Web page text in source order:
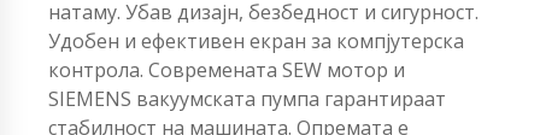
натаму. Убав дизајн, безбедност и сигурност.
Удобен и ефективен екран за компјутерска
контрола. Современата SEW мотор и
SIEMENS вакуумската пумпа гарантираат
стабилност на машината. Опремата е